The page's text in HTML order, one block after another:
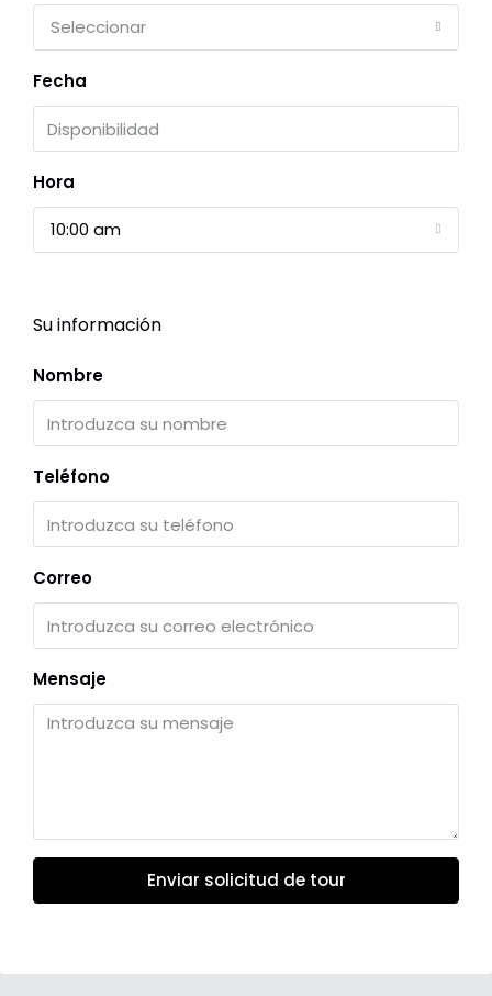
Seleccionar
Fecha
Hora
10:00 am
Su información
Nombre
Teléfono
Correo
Mensaje
Enviar solicitud de tour